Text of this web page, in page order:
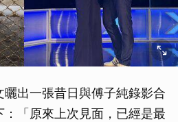
出一張昔日與傅子純錄影合
「原來上次見面，已經是最